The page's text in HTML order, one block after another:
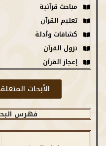
مباحث قرآنية
تعليم القرآن
كشافات وأدلة
نزول القرآن
إعجاز القرآن
الأبحاث
فهرس